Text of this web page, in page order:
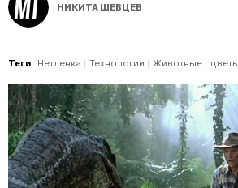
НИКИТА ШЕВЦЕВ
Теги: Нетленка Технологии Животные цветы